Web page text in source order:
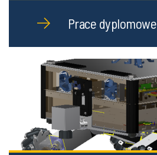
Prace dyplomowe